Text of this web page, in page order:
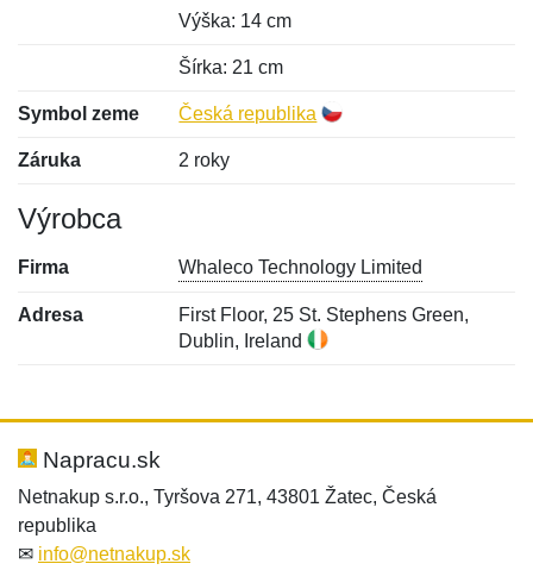
Výška: 14 cm
Šírka: 21 cm
Symbol zeme Česká republika
Záruka 2 roky
Výrobca
Firma Whaleco Technology Limited
Adresa
First Floor, 25 St. Stephens Green,
Dublin, Ireland
Hodnotenie:
Meno:*
Meno:
E-mail:*
Napracu.sk
Netnakup s.r.o., Tyršova 271, 43801 Žatec, Česká
republika
✉ info@netnakup.sk